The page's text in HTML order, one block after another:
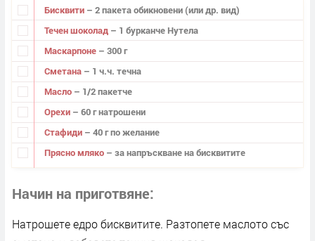
Бисквити – 2 пакета обикновени (или др. вид)
Течен шоколад – 1 бурканче Нутела
Маскарпоне – 300 г
Сметана – 1 ч.ч. течна
Масло – 1/2 пакетче
Орехи – 60 г натрошени
Стафиди – 40 г по желание
Прясно мляко – за напръскване на бисквитите
Начин на приготвяне
Натрошете едро бисквитите. Разтопете маслото със